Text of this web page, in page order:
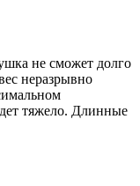
не сможет долго
неразрывно
тяжело. Длинные